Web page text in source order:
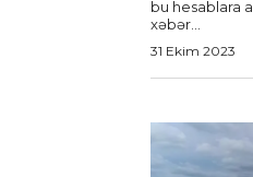
bu hesablara abone ol BEY.AZ
xəbər...
31 Ekim 2023